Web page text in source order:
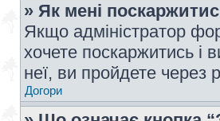
» Як мені
Якщо адміністратор
хочете поскаржитись і
неї, ви пройдете через
Догори